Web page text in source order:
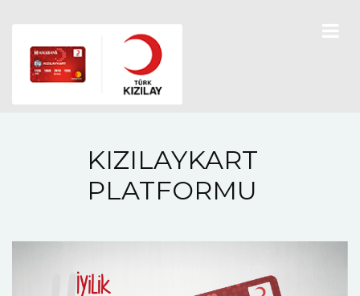
KIZILAYKART
PLATFORMU